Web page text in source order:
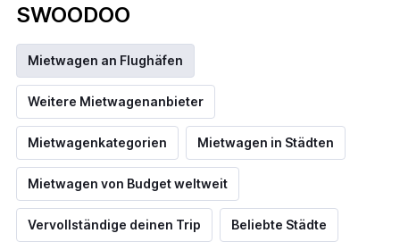
SWOODOO
Mietwagen an Flughäfen
Weitere Mietwagenanbieter
Mietwagenkategorien Mietwagen in Städten
Mietwagen von Budget weltweit
Vervollständige deinen Trip Beliebte Städte